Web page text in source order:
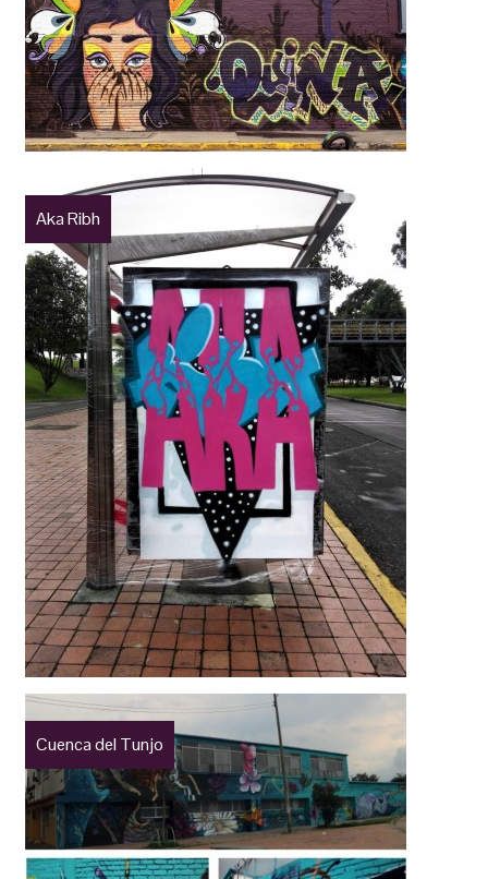
Aka Ribh
Cuenca del Tunjo